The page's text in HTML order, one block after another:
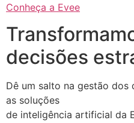
Conheça a Evee
decisões
Dê um salto na gestão dos
as soluções
de inteligência artificial da